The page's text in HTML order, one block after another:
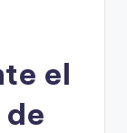
el
de